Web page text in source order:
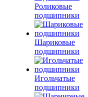
Роликовые
подшипники
Шариковые
подшипники
Игольчатые
подшипники